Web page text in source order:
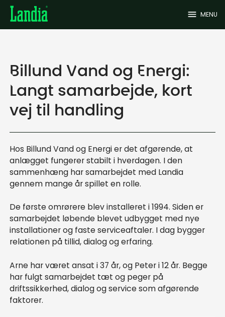
menu MENU
Billund Vand og Energi:
Langt samarbejde, kort
vej til handling
Hos Billund Vand og Energi er det afgørende, at
anlægget fungerer stabilt i hverdagen. I den
sammenhæng har samarbejdet med Landia
gennem mange år spillet en rolle.
De første omrørere blev installeret i 1994. Siden er
samarbejdet løbende blevet udbygget med nye
installationer og faste serviceaftaler. I dag bygger
relationen på tillid, dialog og erfaring.
Arne har været ansat i 37 år, og Peter i 12 år. Begge
har fulgt samarbejdet tæt og peger på
driftssikkerhed, dialog og service som afgørende
faktorer.